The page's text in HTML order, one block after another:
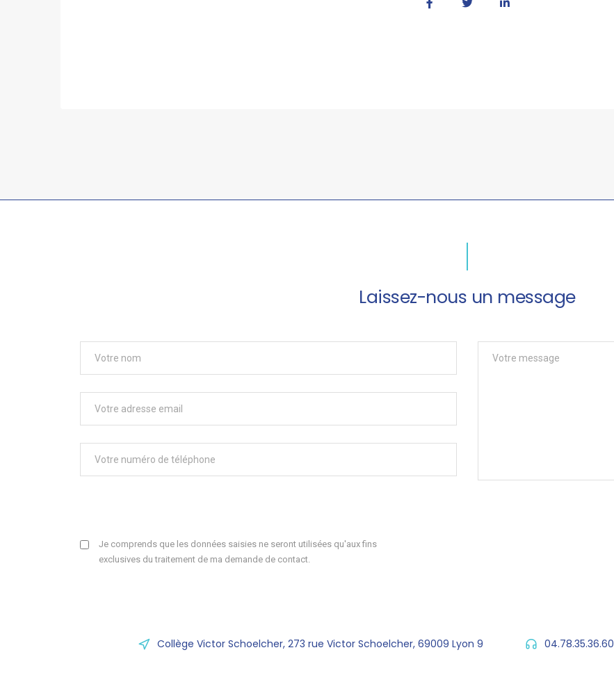
Laissez-nous un message
Je comprends que les données saisies ne seront utilisées qu'aux fins
exclusives du traitement de ma demande de contact.
Collège Victor Schoelcher, 273 rue Victor Schoelcher, 69009 Lyon 9 04.78.35.36.60